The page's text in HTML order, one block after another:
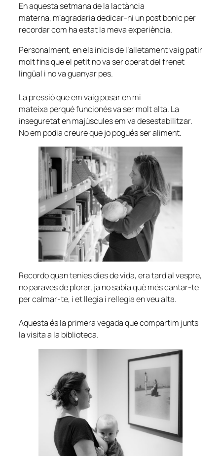
En aquesta setmana de la lactància
materna, m’agradaria dedicar-hi un post bonic per
recordar com ha estat la meva experiència.
Personalment, en els inicis de l’alletament vaig patir
molt fins que el petit no va ser operat del frenet
lingüal i no va guanyar pes.
La pressió que em vaig posar en mi
mateixa perquè funcionés va ser molt alta. La
inseguretat en majúscules em va desestabilitzar.
No em podia creure que jo pogués ser aliment.
Recordo quan tenies dies de vida, era tard al vespre,
no paraves de plorar, ja no sabia què més cantar-te
per calmar-te, i et llegia i rellegia en veu alta.
Aquesta és la primera vegada que compartim junts
la visita a la biblioteca.